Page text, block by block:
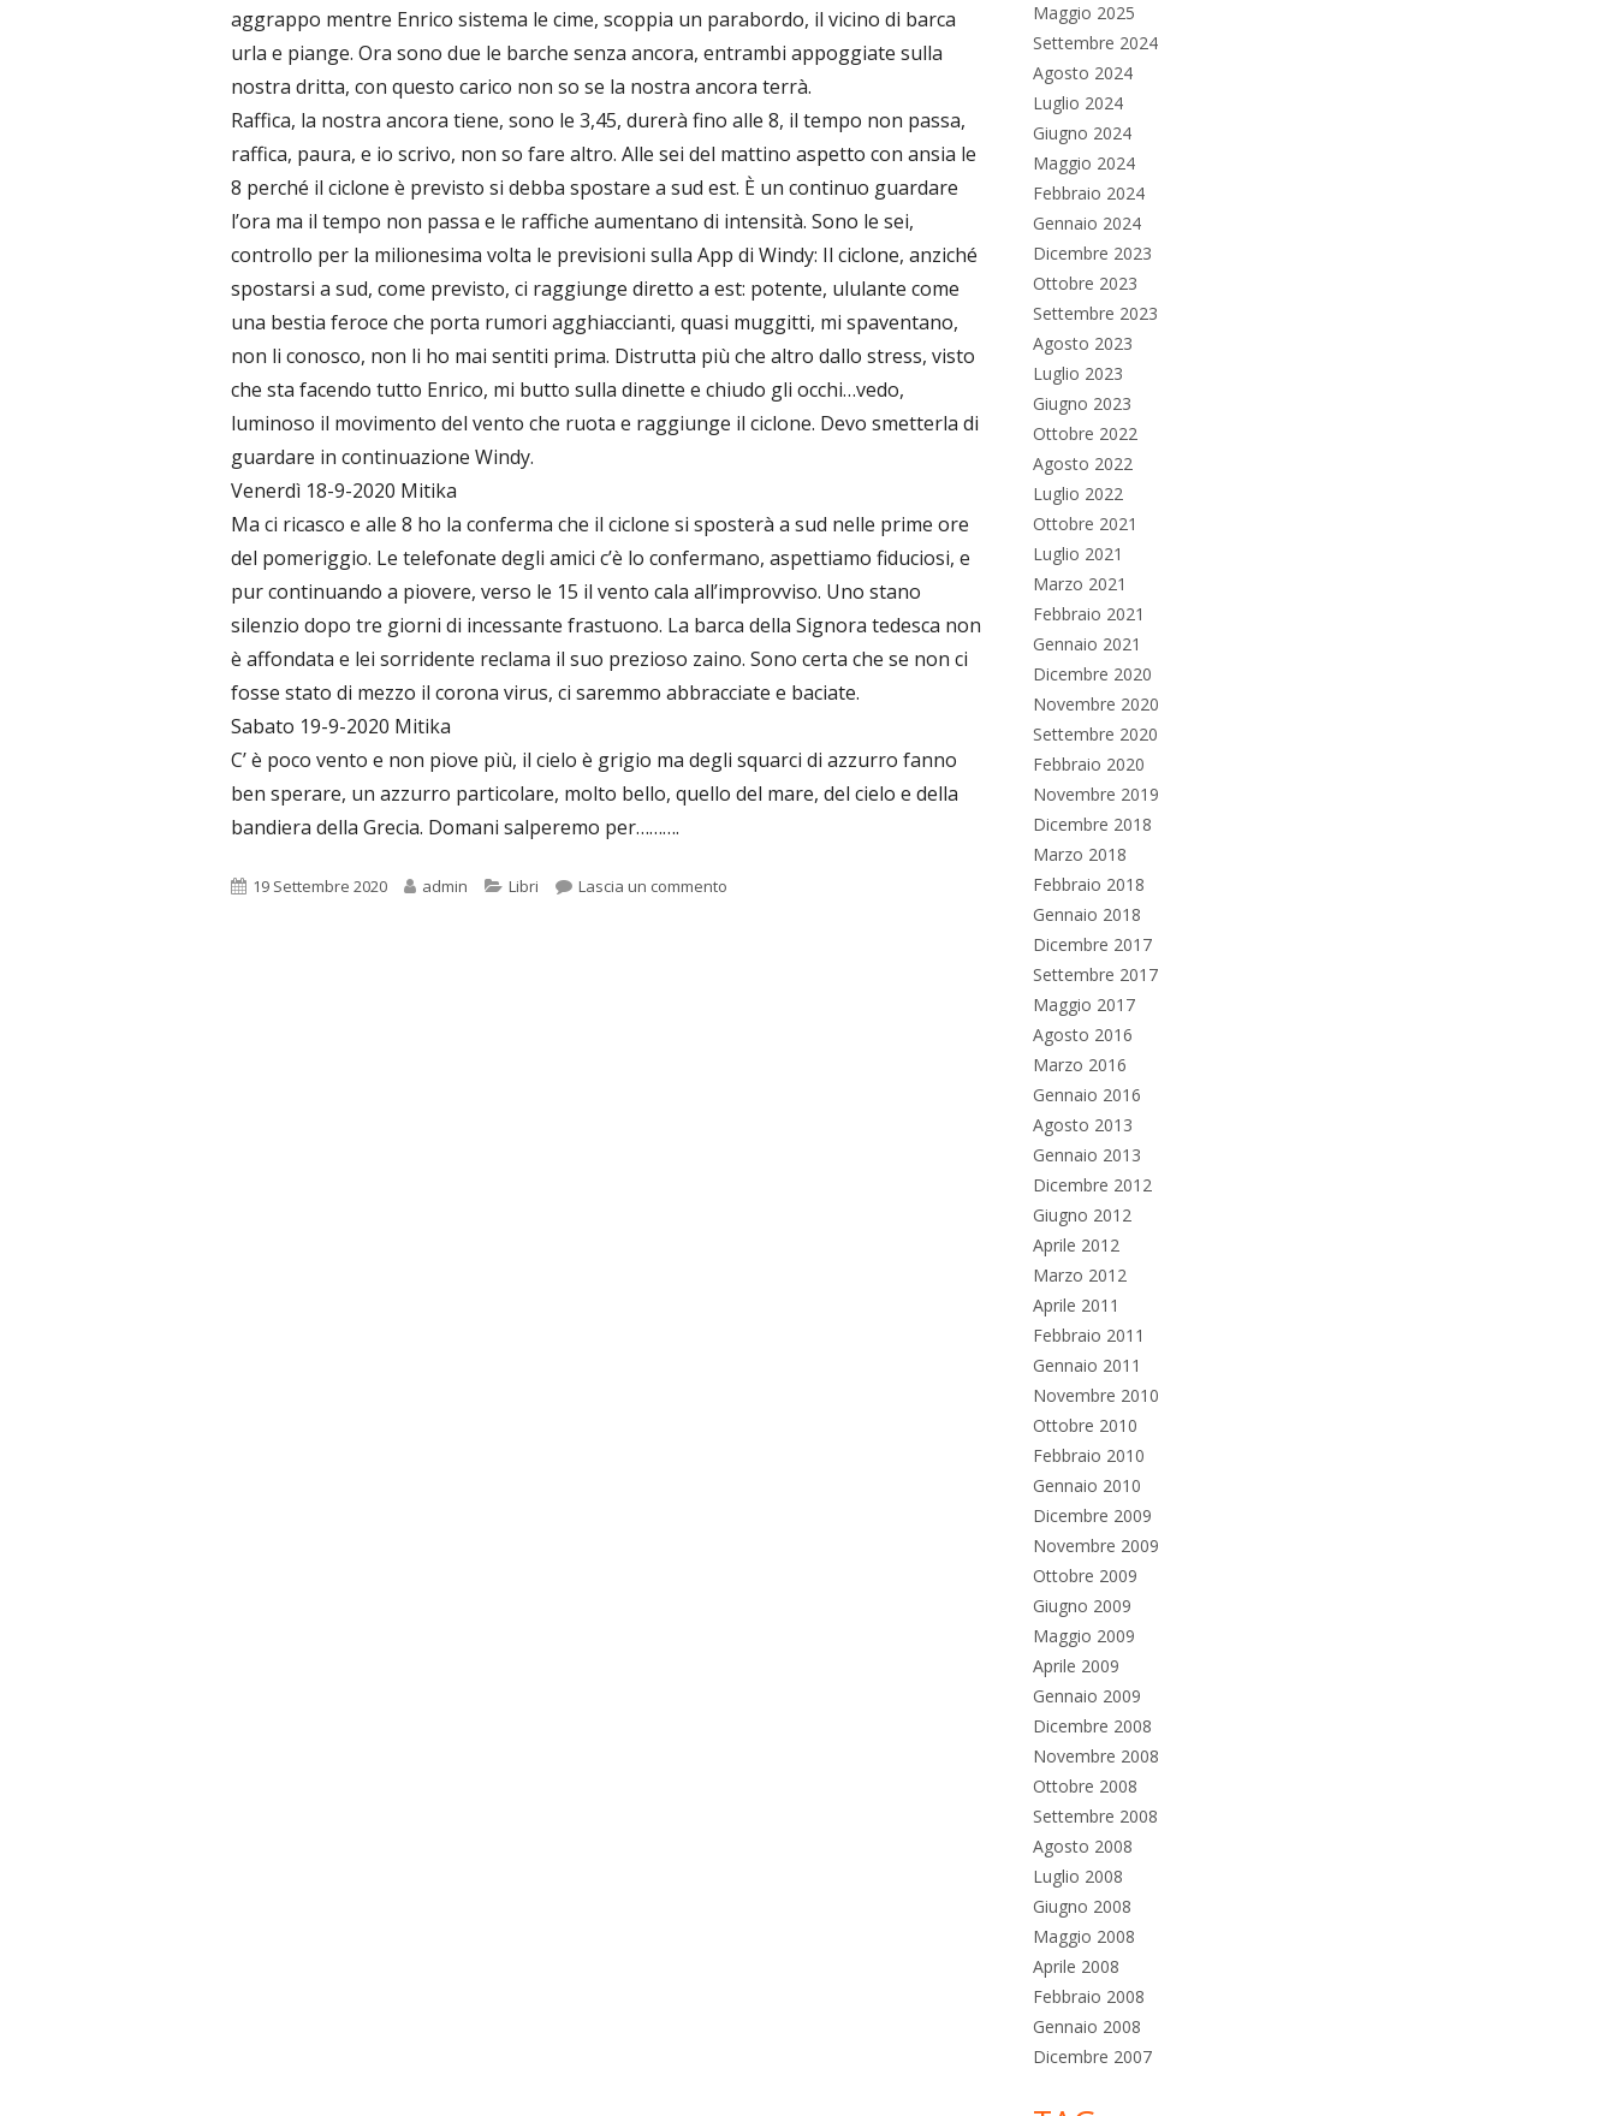
aggrappo mentre Enrico sistema le cime, scoppia un parabordo, il vicino di barca
urla e piange. Ora sono due le barche senza ancora, entrambi appoggiate sulla
nostra dritta, con questo carico non so se la nostra ancora terrà.
Raffica, la nostra ancora tiene, sono le 3,45, durerà fino alle 8, il tempo non passa,
raffica, paura, e io scrivo, non so fare altro. Alle sei del mattino aspetto con ansia le
8 perché il ciclone è previsto si debba spostare a sud est. È un continuo guardare
l’ora ma il tempo non passa e le raffiche aumentano di intensità. Sono le sei,
controllo per la milionesima volta le previsioni sulla App di Windy: Il ciclone, anziché
spostarsi a sud, come previsto, ci raggiunge diretto a est: potente, ululante come
una bestia feroce che porta rumori agghiaccianti, quasi muggitti, mi spaventano,
non li conosco, non li ho mai sentiti prima. Distrutta più che altro dallo stress, visto
che sta facendo tutto Enrico, mi butto sulla dinette e chiudo gli occhi…vedo,
luminoso il movimento del vento che ruota e raggiunge il ciclone. Devo smetterla di
guardare in continuazione Windy.
Venerdì 18-9-2020 Mitika
Ma ci ricasco e alle 8 ho la conferma che il ciclone si sposterà a sud nelle prime ore
del pomeriggio. Le telefonate degli amici c’è lo confermano, aspettiamo fiduciosi, e
pur continuando a piovere, verso le 15 il vento cala all’improvviso. Uno stano
silenzio dopo tre giorni di incessante frastuono. La barca della Signora tedesca non
è affondata e lei sorridente reclama il suo prezioso zaino. Sono certa che se non ci
fosse stato di mezzo il corona virus, ci saremmo abbracciate e baciate.
Sabato 19-9-2020 Mitika
C’ è poco vento e non piove più, il cielo è grigio ma degli squarci di azzurro fanno
ben sperare, un azzurro particolare, molto bello, quello del mare, del cielo e della
bandiera della Grecia. Domani salperemo per……….
Pubblicato
19 Settembre 2020 Autore
admin Categorie
Libri Lascia un commento
Maggio 2025
Settembre 2024
Agosto 2024
Luglio 2024
Giugno 2024
Maggio 2024
Febbraio 2024
Gennaio 2024
Dicembre 2023
Ottobre 2023
Settembre 2023
Agosto 2023
Luglio 2023
Giugno 2023
Ottobre 2022
Agosto 2022
Luglio 2022
Ottobre 2021
Luglio 2021
Marzo 2021
Febbraio 2021
Gennaio 2021
Dicembre 2020
Novembre 2020
Settembre 2020
Febbraio 2020
Novembre 2019
Dicembre 2018
Marzo 2018
Febbraio 2018
Gennaio 2018
Dicembre 2017
Settembre 2017
Maggio 2017
Agosto 2016
Marzo 2016
Gennaio 2016
Agosto 2013
Gennaio 2013
Dicembre 2012
Giugno 2012
Aprile 2012
Marzo 2012
Aprile 2011
Febbraio 2011
Gennaio 2011
Novembre 2010
Ottobre 2010
Febbraio 2010
Gennaio 2010
Dicembre 2009
Novembre 2009
Ottobre 2009
Giugno 2009
Maggio 2009
Aprile 2009
Gennaio 2009
Dicembre 2008
Novembre 2008
Ottobre 2008
Settembre 2008
Agosto 2008
Luglio 2008
Giugno 2008
Maggio 2008
Aprile 2008
Febbraio 2008
Gennaio 2008
Dicembre 2007